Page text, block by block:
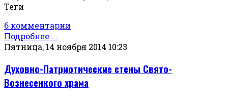
Теги
6 комментарии
Подробнее ...
Пятница, 14 ноября 2014 10:23
Духовно-Патриотические стены Свято-
Вознесенкого храма